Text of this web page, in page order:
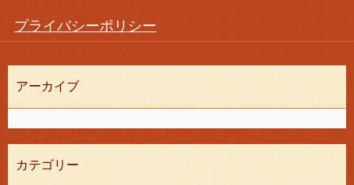
プライバシーポリシー
アーカイブ
カテゴリー